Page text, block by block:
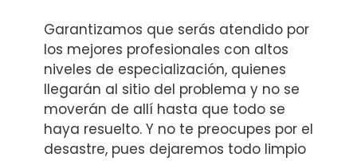
Garantizamos que serás atendido por
los mejores profesionales con altos
niveles de especialización, quienes
llegarán al sitio del problema y no se
moverán de allí hasta que todo se
haya resuelto. Y no te preocupes por el
desastre, pues dejaremos todo limpio